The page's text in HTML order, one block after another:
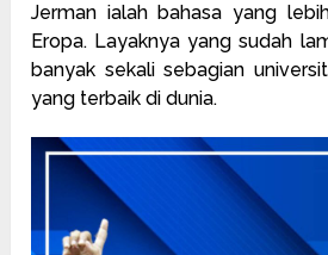
Jerman ialah bahasa yang
Eropa. Layaknya yang sudah
banyak sekali sebagian
yang terbaik di dunia.